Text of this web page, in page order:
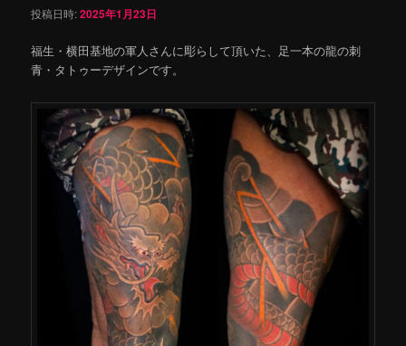
投稿日時:2025年1月23日
福生・横田基地の軍人さんに彫らして頂いた、足一本の龍の刺
青・タトゥーデザインです。